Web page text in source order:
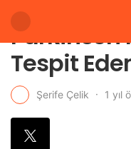
Parkinson
Tespit
Şerife Çelik 1 yıl